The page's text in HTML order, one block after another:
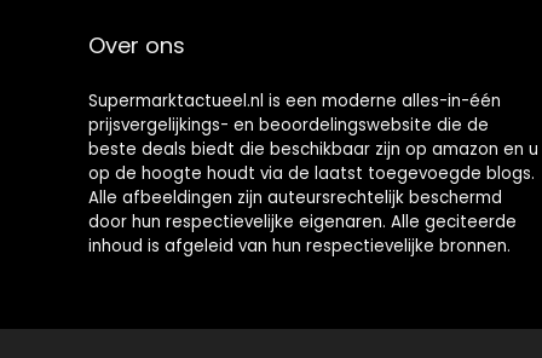
Over ons
Supermarktactueel.nl is een moderne alles-in-één
prijsvergelijkings- en beoordelingswebsite die de
beste deals biedt die beschikbaar zijn op amazon en u
op de hoogte houdt via de laatst toegevoegde blogs.
Alle afbeeldingen zijn auteursrechtelijk beschermd
door hun respectievelijke eigenaren. Alle geciteerde
inhoud is afgeleid van hun respectievelijke bronnen.